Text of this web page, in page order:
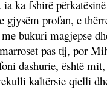
ka fshirë
profan, e
bukuri magjepse
pas tij, por
dashurie, është
kaltërsie qielli